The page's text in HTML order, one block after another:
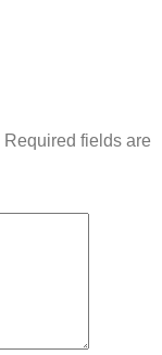
Required fields are